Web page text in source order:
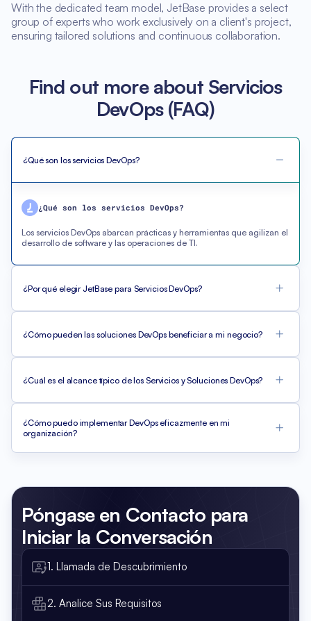
With the dedicated team model, JetBase provides a select
group of experts who work exclusively on a client's project,
ensuring tailored solutions and continuous collaboration.
Find out more about Servicios
DevOps (FAQ)
¿Qué son los servicios DevOps?
¿Qué son los servicios DevOps?
Los servicios DevOps abarcan prácticas y herramientas que agilizan el
desarrollo de software y las operaciones de TI.
¿Por qué elegir JetBase para Servicios DevOps?
¿Cómo pueden las soluciones DevOps beneficiar a mi negocio?
¿Cuál es el alcance típico de los Servicios y Soluciones DevOps?
¿Cómo puedo implementar DevOps eficazmente en mi
organización?
Póngase en Contacto para
Iniciar la Conversación
1. Llamada de Descubrimiento
2. Analice Sus Requisitos